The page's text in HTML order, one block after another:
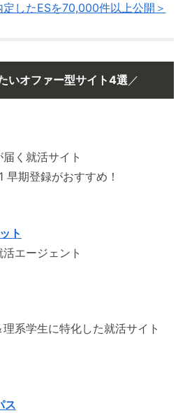
定したESを70,000件以上公開＞
いオファー型サイト4選／
く就活サイト
早期登録がおすすめ！
ト
活エージェント
系学生に特化した就活サイト
ス